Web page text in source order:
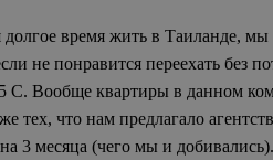
время жить в Таиланде, мы
не понравится переехать без
Вообще квартиры в данном
что нам предлагало
на 3 месяца (чего мы и добивались).